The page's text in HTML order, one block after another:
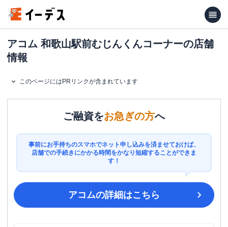
アコム 和歌山駅前むじんくんコーナーの店舗
情報
このページにはPRリンクが含まれています
ご融資をお急ぎの方へ
事前にお手持ちのスマホでネット申し込みを済ませておけば、
店舗での手続きにかかる時間をかなり短縮することができま
す！
アコムの詳細はこちら